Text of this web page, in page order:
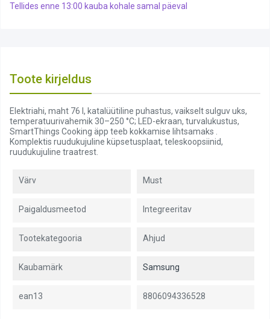
Tellides enne 13:00 kauba kohale samal päeval
Toote kirjeldus
Elektriahi, maht 76 l, katalüütiline puhastus, vaikselt sulguv uks,
temperatuurivahemik 30–250 °C; LED-ekraan, turvalukustus,
SmartThings Cooking äpp teeb kokkamise lihtsamaks .
Komplektis ruudukujuline küpsetusplaat, teleskoopsiinid,
ruudukujuline traatrest.
Värv Must
Paigaldusmeetod Integreeritav
Tootekategooria Ahjud
Kaubamärk Samsung
ean13 8806094336528